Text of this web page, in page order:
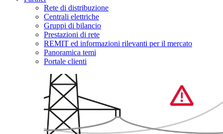
Rete di distribuzione
Centrali elettriche
Gruppi di bilancio
Prestazioni di rete
REMIT ed informazioni rilevanti per il mercato
Panoramica temi
Portale clienti